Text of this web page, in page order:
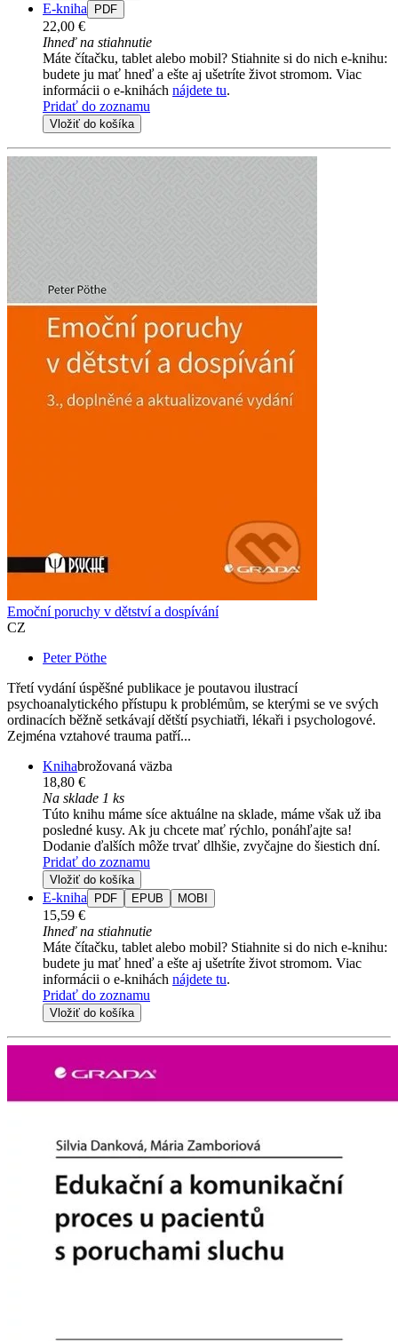
E-kniha PDF
22,00 €
Ihneď na stiahnutie
Máte čítačku, tablet alebo mobil? Stiahnite si do nich e-knihu:
budete ju mať hneď a ešte aj ušetríte život stromom. Viac
informácii o e-knihách nájdete tu.
Pridať do zoznamu
Vložiť do košíka
Emoční poruchy v dětství a dospívání
CZ
Peter Pöthe
Třetí vydání úspěšné publikace je poutavou ilustrací
psychoanalytického přístupu k problémům, se kterými se ve svých
ordinacích běžně setkávají dětští psychiatři, lékaři i psychologové.
Zejména vztahové trauma patří...
Knihabrožovaná väzba
18,80 €
Na sklade 1 ks
Túto knihu máme síce aktuálne na sklade, máme však už iba
posledné kusy. Ak ju chcete mať rýchlo, ponáhľajte sa!
Dodanie ďalších môže trvať dlhšie, zvyčajne do šiestich dní.
Pridať do zoznamu
Vložiť do košíka
E-kniha PDF EPUB MOBI
15,59 €
Ihneď na stiahnutie
Máte čítačku, tablet alebo mobil? Stiahnite si do nich e-knihu:
budete ju mať hneď a ešte aj ušetríte život stromom. Viac
informácii o e-knihách nájdete tu.
Pridať do zoznamu
Vložiť do košíka